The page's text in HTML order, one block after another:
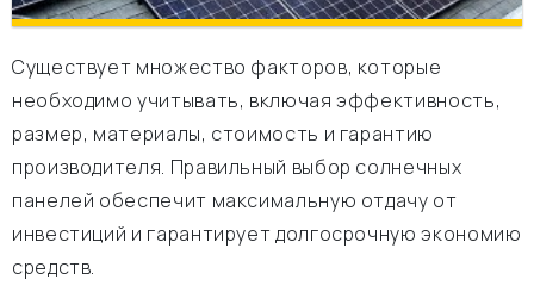
Существует множество факторов, которые
необходимо учитывать, включая эффективность,
размер, материалы, стоимость и гарантию
производителя. Правильный выбор солнечных
панелей обеспечит максимальную отдачу от
инвестиций и гарантирует долгосрочную экономию
средств.